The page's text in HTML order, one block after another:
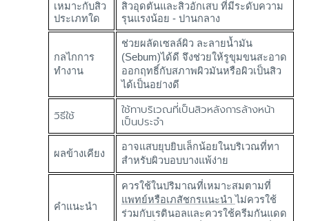
เหมาะกับสิว
ประเภทใด
สิวอุดตันและสิวอักเสบ ที่มีระดับความ
รุนแรงน้อย - ปานกลาง
กลไกการ
ทำงาน
ช่วยผลัดเซลล์ผิว ละลายน้ำมัน
(Sebum)ได้ดี จึงช่วยให้รูขุมขนสะอาด
ออกฤทธิ์กับสภาพผิวมันหรือผิวเป็นสิว
ได้เป็นอย่างดี
วิธีใช้
ใช้ทาบริเวณที่เป็นสิวหลังการล้างหน้า
เป็นประจำ
ผลข้างเคียง
อาจแสบยุบยิบเล็กน้อยในบริเวณที่ทา
สำหรับผิวบอบบางแพ้ง่าย
คำแนะนำ
ควรใช้ในปริมาณที่เหมาะสมตามที่
แพทย์หรือเภสัชกรแนะนำไม่ควรใช้
ร่วมกับเรตินอลและควรใช้ครีมกันแดด